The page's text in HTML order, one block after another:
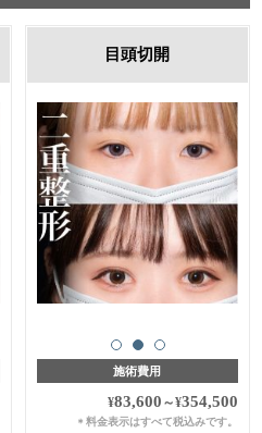
目頭切開
施術費用
¥83,600 ～¥354,500
＊ 料金表示はすべて税込みです。